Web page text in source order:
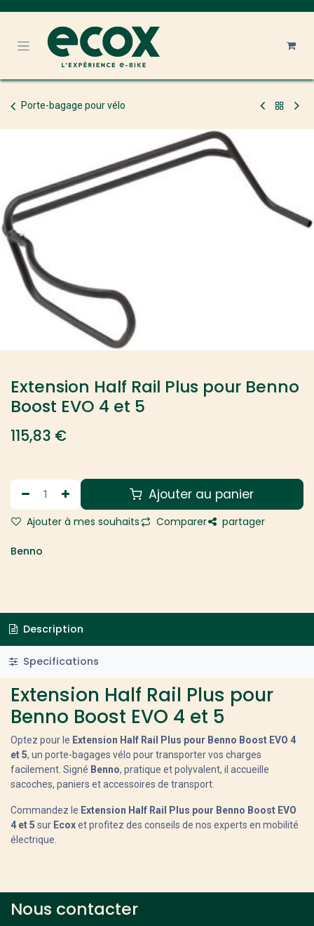
Porte-bagage pour vélo
Extension Half Rail Plus pour Benno
Boost EVO 4 et 5
115,83 €
Ajouter au panier
Ajouter à mes souhaits Comparer partager
Benno
Description
Specifications
Extension Half Rail Plus pour
Benno Boost EVO 4 et 5
Optez pour le Extension Half Rail Plus pour Benno Boost EVO 4
et 5, un porte-bagages vélo pour transporter vos charges
facilement. Signé Benno, pratique et polyvalent, il accueille
sacoches, paniers et accessoires de transport.
Commandez le Extension Half Rail Plus pour Benno Boost EVO
4 et 5 sur Ecoxet profitez des conseils de nos experts en mobilité
électrique.
Nous contacter